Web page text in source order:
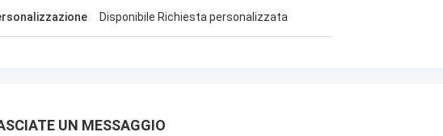
Disponibile Richiesta personalizzata
UN MESSAGGIO